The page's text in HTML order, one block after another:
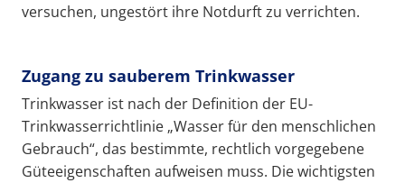
versuchen, ungestört ihre Notdurft zu verrichten.
Zugang zu sauberem Trinkwasser
Trinkwasser ist nach der Definition der EU-
Trinkwasserrichtlinie „Wasser für den menschlichen
Gebrauch“, das bestimmte, rechtlich vorgegebene
Güteeigenschaften aufweisen muss. Die wichtigsten